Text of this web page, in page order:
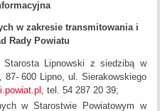
w zakresie transmitowania i
Rady Powiatu
Starosta Lipnowski z siedzibą w
600 Lipno, ul. Sierakowskiego
, tel. 54 287 20 39;
w Starostwie Powiatowym w